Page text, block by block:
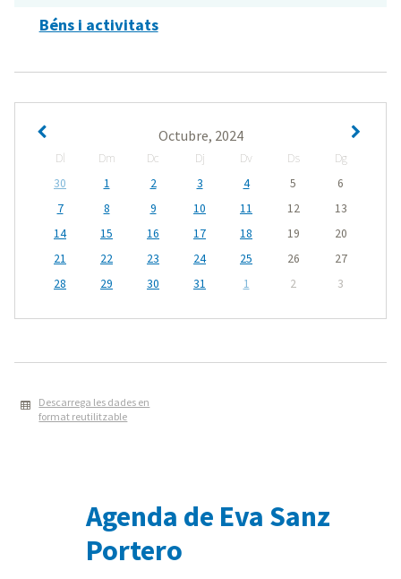
Béns i activitats
Octubre, 2024
Dl Dm Dc Dj Dv Ds
Dg
30
1 2 3 4 5
6
7
8 9 10 11 12
13
14
15 16 17 18 19
20
21
22 23 24 25 26
27
28
29 30 31 1 2 3
Descarrega les dades en
format reutilitzable
Agenda de Eva Sanz
Portero